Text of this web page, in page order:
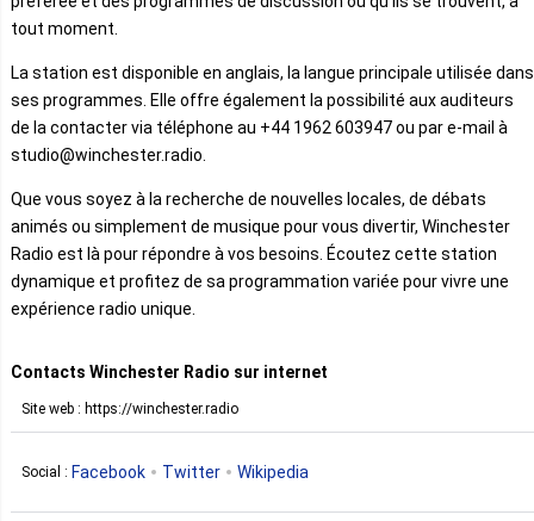
tout moment.
La station est disponible en anglais, la langue principale utilisée dans
ses programmes. Elle offre également la possibilité aux auditeurs
de la contacter via téléphone au +44 1962 603947 ou par e-mail à
studio@winchester.radio.
Que vous soyez à la recherche de nouvelles locales, de débats
animés ou simplement de musique pour vous divertir, Winchester
Radio est là pour répondre à vos besoins. Écoutez cette station
dynamique et profitez de sa programmation variée pour vivre une
expérience radio unique.
Contacts Winchester Radio sur internet
Site web : https://winchester.radio
Social : Facebook Twitter Wikipedia